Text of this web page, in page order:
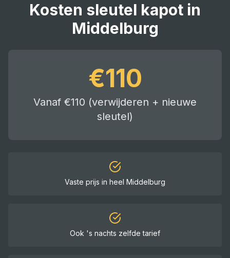
Kosten sleutel kapot in
Middelburg
€110
Vanaf €110 (verwijderen + nieuwe
sleutel)
Vaste prijs in heel Middelburg
Ook 's nachts zelfde tarief